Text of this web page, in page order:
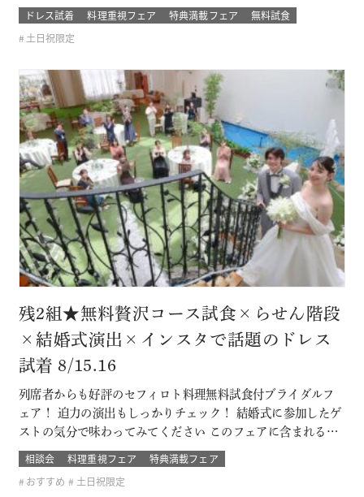
るフェア！ プレ花嫁体験では本番さながらのチャペル体験や
映像演出体験が叶う！ このフェアに含まれるコンテンツ
SPECIAL BENEFITS HPからフェア予約された方限定のご来
ドレス試着 料理重視フェア 特典満載フェア
無料試食
土日祝限定
残2組★無料贅沢コース試食×らせん階段
×結婚式演出×インスタで話題のドレス
試着 8/15.16
列席者からも好評のセフィロト料理無料試食付ブライダルフ
ェア！ 迫力の演出もしっかりチェック！ 結婚式に参加したゲ
ストの気分で味わってみてください このフェアに含まれるコ
ンテンツ SPECIAL BENEFITS HPからフェア予約された方限
定のご来館特典 特典内容 セフィロトおススメのウェディング
プレゼント有り！内容は来てのお楽しみ！
相談会 料理重視フェア
特典満載フェア
おすすめ
土日祝限定